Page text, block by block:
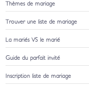
Thèmes de mariage
Trouver une liste de mariage
La mariés VS le marié
Guide du parfait invité
Inscription liste de mariage